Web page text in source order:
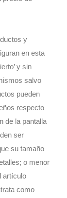
y
en esta
y sin
salvo
pueden
respecto
de la pantalla
ser
su tamaño
o menor
artículo
como